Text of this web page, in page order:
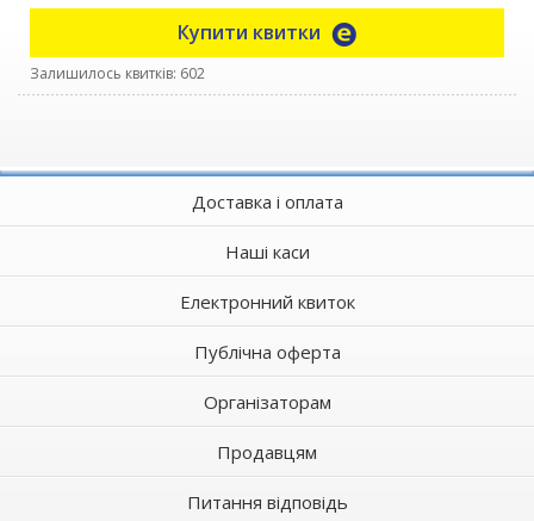
Купити квитки
Залишилось квитків: 602
Доставка і оплата
Наші каси
Електронний квиток
Публічна оферта
Організаторам
Продавцям
Питання відповідь